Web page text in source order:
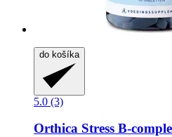
do košíka
5.0 (3)
Orthica Stress B-​